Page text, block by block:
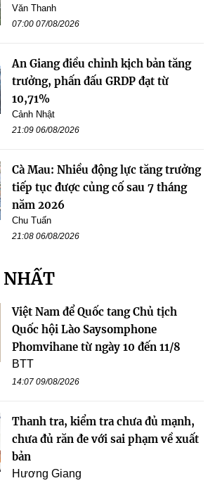
Văn Thanh
07:00 07/08/2026
An Giang điều chỉnh kịch bản tăng
trưởng, phấn đấu GRDP đạt từ
10,71%
Cảnh Nhật
21:09 06/08/2026
Cà Mau: Nhiều động lực tăng trưởng
tiếp tục được củng cố sau 7 tháng
năm 2026
Chu Tuấn
21:08 06/08/2026
Việt Nam để Quốc tang Chủ tịch
Quốc hội Lào Saysomphone
Phomvihane từ ngày 10 đến 11/8
BTT
14:07 09/08/2026
Thanh tra, kiểm tra chưa đủ mạnh,
chưa đủ răn đe với sai phạm về xuất
bản
Hương Giang